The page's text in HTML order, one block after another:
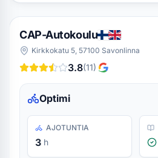
CAP-Autokoulu
Kirkkokatu 5, 57100 Savonlinna
3.8(11)
Optimi
AJOTUNTIA
3 h